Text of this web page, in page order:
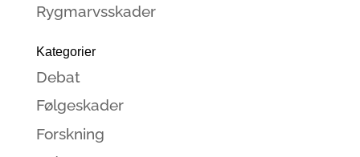
Rygmarvsskader
Kategorier
Debat
Følgeskader
Forskning